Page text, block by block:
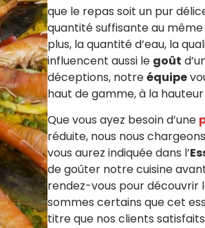
que le repas soit un pur
quantité suffisante au
plus, la quantité d’eau, la
influencent aussi le goût
déceptions, notreéquipe
haut de gamme, à la
Que vous ayez besoin d’une
réduite, nous nous
vous aurez indiquée dans l’
de goûter notre cuisine
rendez-vous pour découvrir
sommes certains que cet
titre que nos clients